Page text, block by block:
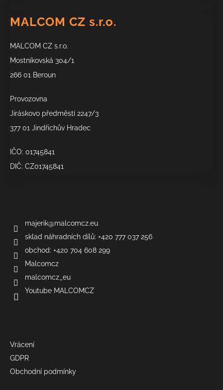
d
MALCOM CZ s.r.o.
MALCOM CZ s.r.o.
Mostníkovská 304/1
266 01 Beroun
Provozovna
Jiráskovo předměstí 2247/3
377 01 Jindřichův Hradec
IČO: 01745841
DIČ: CZ01745841
majerik@malcomcz.eu
sklad náhradních dílů: +420 777 037 256
obchod: +420 704 608 299
Malcomcz
malcomcz_eu
Youtube MALCOMCZ
Vrácení
GDPR
Obchodní podmínky